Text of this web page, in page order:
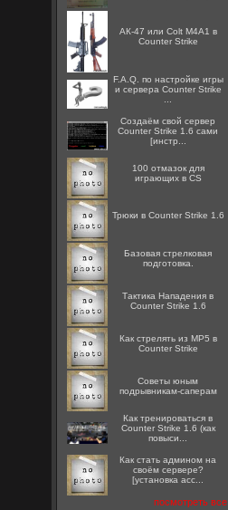
АК-47 или Colt M4A1 в
Counter Strike
F.A.Q. по настройке игры
и сервера Counter Strike
Создаём свой сервер
Counter Strike 1.6 сами
[инстр...
100 отмазок для
играющих в CS
Трюки в Counter Strike 1.6
Базовая стрелковая
подготовка.
Тактика Нападения в
Counter Strike 1.6
Как стрелять из MP5 в
Counter Strike
Советы юным
подрывникам-саперам
Как тренироваться в
Counter Strike 1.6 (как
повыси...
Как стать админом на
своём сервере?
[установка acc...
посмотреть все